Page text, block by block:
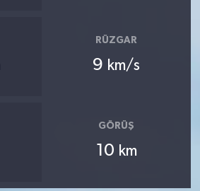
RÜZGAR
9 km/s
GÖRÜŞ
10 km